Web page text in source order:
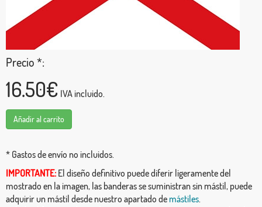
Precio *:
16.50€ IVA incluido.
Añadir al carrito
* Gastos de envío no incluidos.
IMPORTANTE: El diseño definitivo puede diferir ligeramente del
mostrado en la imagen, las banderas se suministran sin mástil, puede
adquirir un mástil desde nuestro apartado de mástiles.